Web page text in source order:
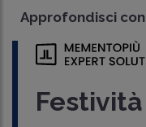
Approfondisci con
Festività